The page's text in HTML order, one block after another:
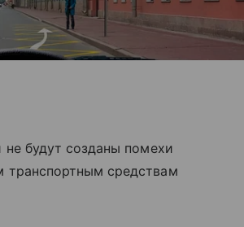
будут созданы помехи
средствам